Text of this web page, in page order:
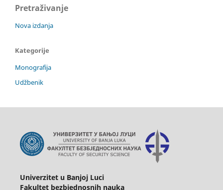
Pretraživanje
Nova izdanja
Kategorije
Monografija
Udžbenik
Univerzitet u Banjoj Luci
Fakultet bezbjednosnih nauka